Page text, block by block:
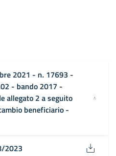
2021 - n. 17693 -
- bando 2017 -
allegato 2 a seguito
beneficiario -
2023